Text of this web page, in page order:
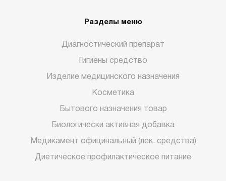
Разделы меню
Диагностический препарат
Гигиены средство
Изделие медицинского назначения
Косметика
Бытового назначения товар
Биологически активная добавка
Медикамент официнальный (лек. средства)
Диетическое профилактическое питание